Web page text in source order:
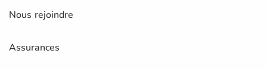
Nous rejoindre
Assurances